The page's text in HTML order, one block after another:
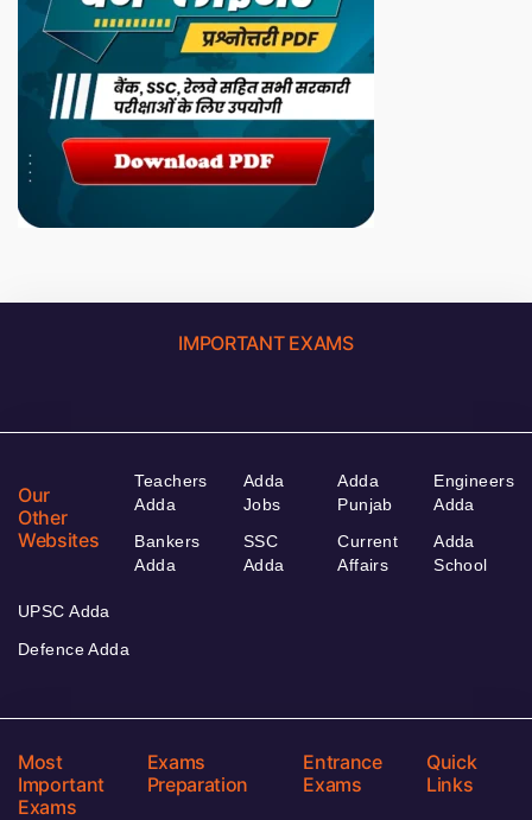
IMPORTANT EXAMS
Our
Other
Websites
Teachers
Adda
Bankers
Adda
Adda
Jobs
SSC
Adda
Adda
Punjab
Current
Affairs
Engineers
Adda
Adda
School
UPSC Adda
Defence Adda
Most
Important
Exams
Exams
Preparation
Entrance
Exams
Quick
Links